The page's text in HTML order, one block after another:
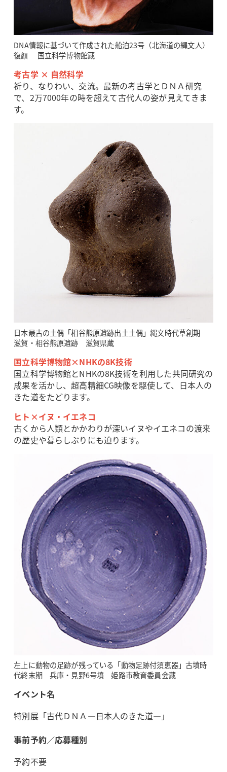
DNA情報に基づいて作成された船泊23号（北海道の縄文人）
復顏 国立科学博物館蔵
考古学 × 自然科学
祈り、なりわい、交流。最新の考古学とＤＮＡ研究
で、2万7000年の時を超えて古代人の姿が見えてきま
す。
日本最古の土偶「相谷熊原遺跡出土土偶」縄文時代草創期
滋賀・相谷熊原遺跡 滋賀県蔵
国立科学博物館×NHKの8K技術
国立科学博物館とNHKの8K技術を利用した共同研究の
成果を活かし、超高精細CG映像を駆使して、日本人の
きた道をたどります。
ヒト×イヌ・イエネコ
古くから人類とかかわりが深いイヌやイエネコの渡来
の歴史や暮らしぶりにも迫ります。
左上に動物の足跡が残っている「動物足跡付須恵器」古墳時
代終末期 兵庫・見野6号墳 姫路市教育委員会蔵
イベント名
特別展「古代ＤＮＡ―日本人のきた道―」
事前予約／応募種別
予約不要